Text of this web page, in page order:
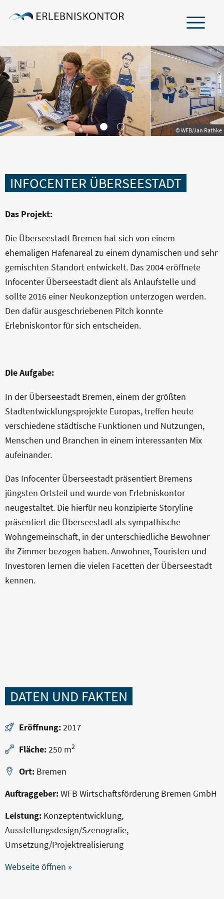
ÜBER UNS
TEAM
NETZWERK
LEISTUNGEN
BRANCHEN
KONTAKT
© WFB/Jan Rathke
INFOCENTER ÜBERSEESTADT
Das Projekt:
Die Überseestadt Bremen hat sich von einem
ehemaligen Hafenareal zu einem dynamischen und sehr
gemischten Standort entwickelt. Das 2004 eröffnete
Infocenter Überseestadt dient als Anlaufstelle und
sollte 2016 einer Neukonzeption unterzogen werden.
Den dafür ausgeschriebenen Pitch konnte
Erlebniskontor für sich entscheiden.
Die Aufgabe:
In der Überseestadt Bremen, einem der größten
Stadtentwicklungsprojekte Europas, treffen heute
verschiedene städtische Funktionen und Nutzungen,
Menschen und Branchen in einem interessanten Mix
aufeinander.
Das Infocenter Überseestadt präsentiert Bremens
jüngsten Ortsteil und wurde von Erlebniskontor
neugestaltet. Die hierfür neu konzipierte Storyline
präsentiert die Überseestadt als sympathische
Wohngemeinschaft, in der unterschiedliche Bewohner
ihr Zimmer bezogen haben. Anwohner, Touristen und
Investoren lernen die vielen Facetten der Überseestadt
kennen.
DATEN UND FAKTEN
Eröffnung:2017
Fläche:250 m2
Ort: Bremen
Auftraggeber:WFB Wirtschaftsförderung Bremen GmbH
Leistung: Konzeptentwicklung,
Ausstellungsdesign/Szenografie,
Umsetzung/Projektrealisierung
Webseite öffnen »